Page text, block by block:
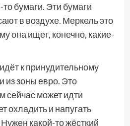
бумаги. Эти бумаги
в воздухе. Меркель это
она ищет, конечно, какие-
к принудительному
из зоны евро. Это
сейчас может идти
охладить и напугать
какой-то жёсткий